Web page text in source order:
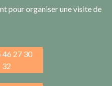
pour organiser une visite de
46 27 30
32